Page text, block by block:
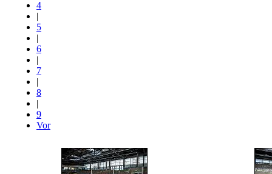
4
|
5
|
6
|
7
|
8
|
9
Vor